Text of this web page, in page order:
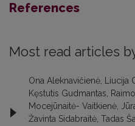
References
Most read articles
Ona Aleknavičienė, Liucija
Kęstutis Gudmantas,
Mocejūnaitė- Vaitkienė,
Žavinta Sidabraitė, Tadas